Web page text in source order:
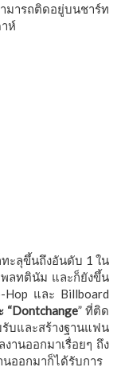
ามารถติดอยู่บนชาร์ท
ห์
ะลุขึ้นถึงอันดับ 1 ใน
ลทตินัม และก็ยังขึ้น
และ Billboard
“Dontchange” ที่ติด
บและสร้างฐานแฟน
งานออกมาเรื่อยๆ ถึง
นออกมาก็ได้รับการ